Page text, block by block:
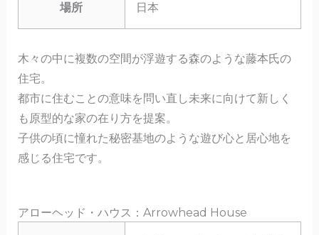
場所 日本
木々の中に複数の空間が浮遊する森のような藤本氏の
住宅。
都市に住むことの意味を問い直し未来に向けて新しく
も原型的な家の在り方を提案。
子供の頃に憧れた秘密基地のような遊び心と居心地を
感じる住宅です。
アローヘッド・ハウス：Arrowhead House